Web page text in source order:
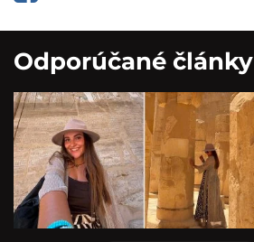
Odporúčané články